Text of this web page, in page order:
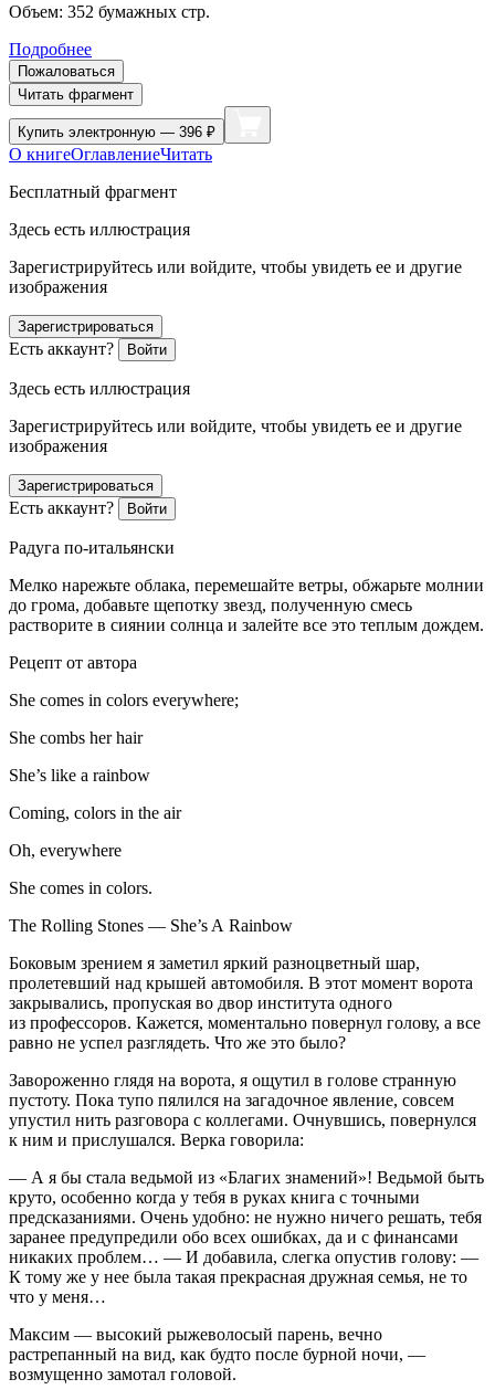
Объем: 352 бумажных стр.
Подробнее
Пожаловаться
Читать фрагмент
Купить электронную — 396 ₽
О книгеОглавлениеЧитать
Бесплатный фрагмент
Здесь есть иллюстрация
Зарегистрируйтесь или войдите, чтобы увидеть ее и другие
изображения
Зарегистрироваться
Есть аккаунт? Войти
Здесь есть иллюстрация
Зарегистрируйтесь или войдите, чтобы увидеть ее и другие
изображения
Зарегистрироваться
Есть аккаунт? Войти
Радуга по-итальянски
Мелко нарежьте облака, перемешайте ветры, обжарьте молнии
до грома, добавьте щепотку звезд, полученную смесь
растворите в сиянии солнца и залейте все это теплым дождем.
Рецепт от автора
She comes in colors everywhere;
She combs her hair
She’s like a rainbow
Coming, colors in the air
Oh, everywhere
She comes in colors.
The Rolling Stones — She’s A Rainbow
Боковым зрением я заметил яркий разноцветный шар,
пролетевший над крышей автомобиля. В этот момент ворота
закрывались, пропуская во двор института одного
из профессоров. Кажется, моментально повернул голову, а все
равно не успел разглядеть. Что же это было?
Завороженно глядя на ворота, я ощутил в голове странную
пустоту. Пока тупо пялился на загадочное явление, совсем
упустил нить разговора с коллегами. Очнувшись, повернулся
к ним и прислушался. Верка говорила:
— А я бы стала ведьмой из «Благих знамений»! Ведьмой быть
круто, особенно когда у тебя в руках книга с точными
предсказаниями. Очень удобно: не нужно ничего решать, тебя
заранее предупредили обо всех ошибках, да и с финансами
никаких проблем… — И добавила, слегка опустив голову: —
К тому же у нее была такая прекрасная дружная семья, не то
что у меня…
Максим — высокий рыжеволосый парень, вечно
растрепанный на вид, как будто после бурной ночи, —
возмущенно замотал головой.